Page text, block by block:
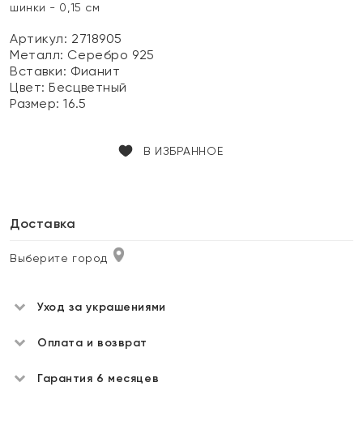
шинки - 0,15 см
Артикул: 2718905
Металл: Серебро 925
Вставки: Фианит
Цвет:Бесцветный
Размер:16.5
В ИЗБРАННОЕ
Доставка
Выберите город
Уход за украшениями
Оплата и возврат
Гарантия 6 месяцев